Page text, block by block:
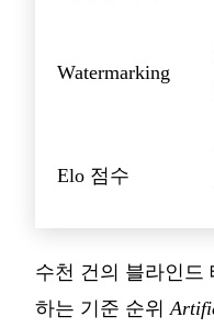
Watermarking
Elo 점수
수천 건의 블라인드
하는 기준 순위